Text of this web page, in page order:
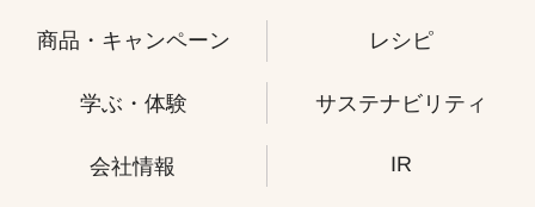
商品・キャンペーン レシピ
学ぶ・体験 サステナビリティ
会社情報 IR